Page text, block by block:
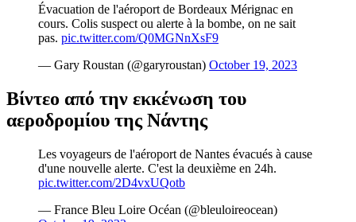
Évacuation de l'aéroport de Bordeaux Mérignac en
cours. Colis suspect ou alerte à la bombe, on ne sait
pas. pic.twitter.com/Q0MGNnXsF9
— Gary Roustan (@garyroustan) October 19, 2023
Βίντεο από την εκκένωση του
αεροδρομίου της Νάντης
Les voyageurs de l'aéroport de Nantes évacués à cause
d'une nouvelle alerte. C'est la deuxième en 24h.
pic.twitter.com/2D4vxUQotb
— France Bleu Loire Océan (@bleuloireocean)